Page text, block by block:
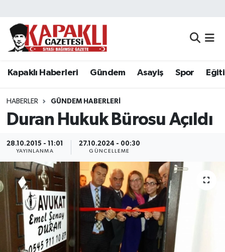
Kapaklı Haberleri Gündem Asayiş Spor
HABERLER GÜNDEM HABERLERI
Duran Hukuk Bürosu Açıldı
28.10.2015 - 11:01
YAYINLANMA
27.10.2024 - 00:30
GÜNCELLEME
Kapaklı Haberleri
Asayiş
Spor
Eğitim
Siyaset
Resmi Reklamlar
Tekirdağ
Ekonomi
Tekirdağ Nöbetçi Eczaneler
Tekirdağ Namaz Vakitleri
Tekirdağ Trafik Yoğunluk Haritası
Süper Lig Puan Durumu ve Fikstür
Tüm Manşetler
Son Dakika Haberleri
Haber Arşivi